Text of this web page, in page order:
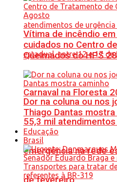
Carnaval na Floresta
55,3 mil
emergência na rede
Vítima de incêndio
cuidados no Centro
Queimados do HPS
Dor na coluna ou nos
Thiago Dantas
Educação
Brasil